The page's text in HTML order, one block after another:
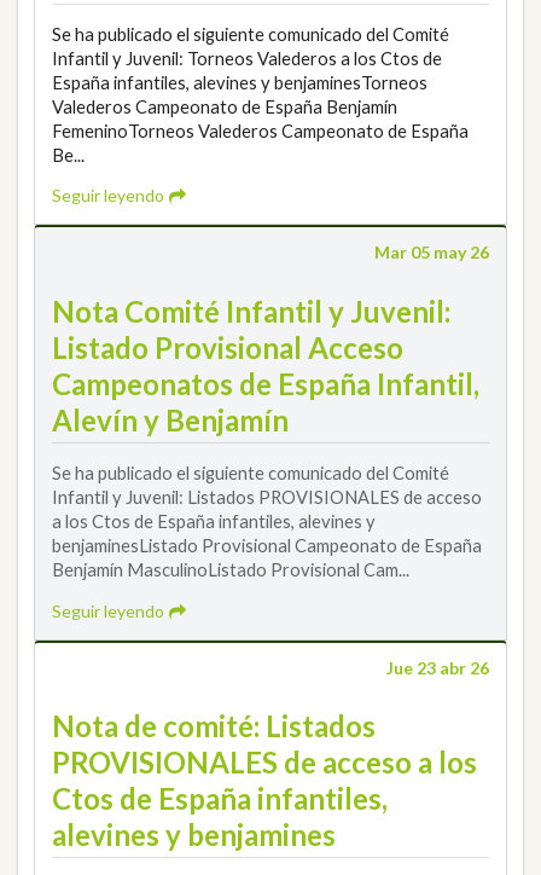
Se ha publicado el siguiente comunicado del Comité
Infantil y Juvenil: Torneos Valederos a los Ctos de
España infantiles, alevines y benjaminesTorneos
Valederos Campeonato de España Benjamín
FemeninoTorneos Valederos Campeonato de España
Be...
Seguir leyendo
Mar 05 may 26
Nota Comité Infantil y Juvenil:
Listado Provisional Acceso
Campeonatos de España Infantil,
Alevín y Benjamín
Se ha publicado el siguiente comunicado del Comité
Infantil y Juvenil: Listados PROVISIONALES de acceso
a los Ctos de España infantiles, alevines y
benjaminesListado Provisional Campeonato de España
Benjamín MasculinoListado Provisional Cam...
Seguir leyendo
Jue 23 abr 26
Nota de comité: Listados
PROVISIONALES de acceso a los
Ctos de España infantiles,
alevines y benjamines